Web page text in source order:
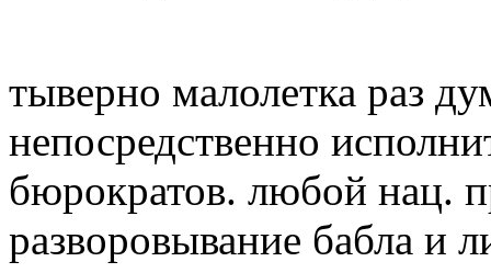
тыверно малолетка раз
непосредственно
бюрократов. любой нац.
разворовывание бабла и